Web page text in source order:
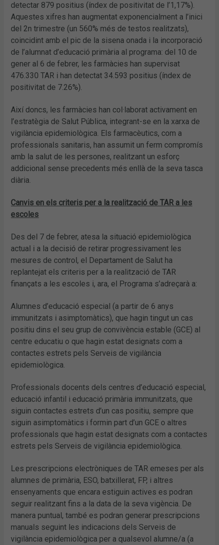
detectar 879 positius (índex de positivitat de l’1,17%).
Aquestes xifres han augmentat exponencialment a l’inici
del 2n trimestre (un 560% més de testos realitzats),
coincidint amb el pic de la sisena onada i la incorporació
de l’alumnat d’educació primària al programa: del 10 de
gener al 6 de febrer, les farmàcies han supervisat
476.330 TAR i han detectat 34.593 positius (índex de
positivitat de 7.26%).
Així doncs, les farmàcies han col·laborat activament en
l’estratègia de Salut Pública, integrant-se en la xarxa de
vigilància epidemiològica. Els farmacèutics, com a
professionals sanitaris, han assumit un ferm compromís
amb la salut de les persones, realitzant un esforç
addicional sense precedents més enllà de la seva tasca
diària.
Canvis en els criteris per a la realització de TAR a les
escoles
Des del 7 de febrer, atesa la situació epidemiològica
actual i a la decisió de retirar progressivament les
mesures de control, el Departament de Salut ha
replantejat els criteris per a la realització de TAR
finançats a les escoles i, ara, el Programa s’adreçarà a:
Alumnes d’educació especial (a partir de 6 anys
immunitzats i asimptomàtics), que hagin tingut un cas
positiu dins el seu grup de convivència estable (GCE) al
centre educatiu o que hagin estat designats com a
contactes estrets pels Serveis de vigilància
epidemiològica.
Professionals docents dels centres d’educació especial,
educació infantil i educació primària immunitzats, que
siguin contactes estrets d’un cas positiu, sempre que
siguin asimptomàtics i formin part d’un GCE o altres
professionals que hagin estat designats com a contactes
estrets pels Serveis de vigilància epidemiològica.
Les prescripcions electròniques de TAR emeses per als
alumnes de primària, ESO, batxillerat, FP, i altres
ensenyaments que encara estiguin actives es podran
seguir realitzant fins a la data de la seva vigència. De
manera puntual, també es podran generar prescripcions
manuals seguint les indicacions dels Serveis de
vigilància epidemiològica per a qualsevol alumne/a (a